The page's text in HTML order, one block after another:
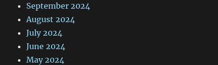
September 2024
August 2024
July 2024
June 2024
May 2024